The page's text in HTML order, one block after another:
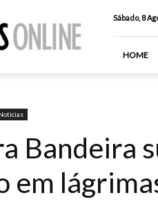
Sábado, 8
HOME
Bandeira
em